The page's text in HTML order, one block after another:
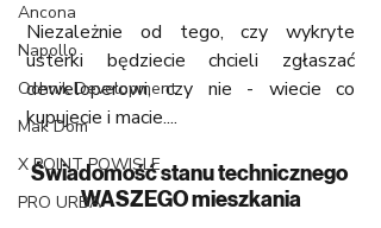
Ancona
Napollo
Ochnik Development
Mak Dom
X POINT POWISLE
PRO URBA
Niezależnie od tego, czy wykryte
usterki będziecie chcieli zgłaszać
deweloperowi, czy nie - wiecie co
kupujecie i macie....
Świadomość stanu technicznego
WASZEGO mieszkania